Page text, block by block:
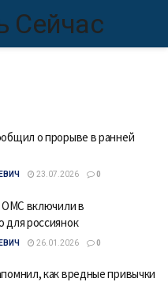
о прорыве в ранней
23.07.2026 0
ОМС включили в
для россиянок
26.01.2026 0
как вредные привычки